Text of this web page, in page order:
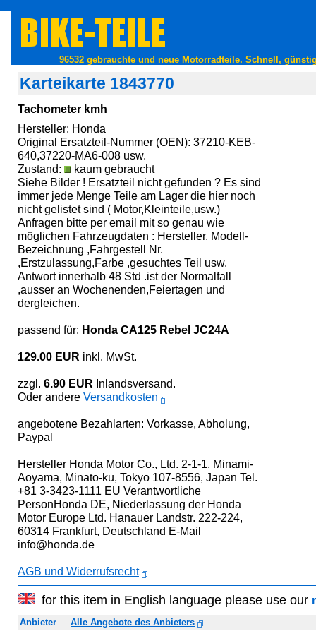
96532 gebrauchte und neue Motorradteile. Schnell,
Karteikarte 1843770
Tachometer kmh
Hersteller: Honda
Original Ersatzteil-Nummer (OEN): 37210-KEB-
640,37220-MA6-008 usw.
Zustand:
kaum gebraucht
Siehe Bilder ! Ersatzteil nicht gefunden ? Es sind
immer jede Menge Teile am Lager die hier noch
nicht gelistet sind ( Motor,Kleinteile,usw.)
Anfragen bitte per email mit so genau wie
möglichen Fahrzeugdaten : Hersteller, Modell-
Bezeichnung ,Fahrgestell Nr.
,Erstzulassung,Farbe ,gesuchtes Teil usw.
Antwort innerhalb 48 Std .ist der Normalfall
,ausser an Wochenenden,Feiertagen und
dergleichen.
passend für: Honda CA125 Rebel JC24A
129.00 EUR inkl. MwSt.
zzgl. 6.90 EUR Inlandsversand.
Oder andere Versandkosten
angebotene Bezahlarten: Vorkasse, Abholung,
Paypal
Hersteller Honda Motor Co., Ltd. 2-1-1, Minami-
Aoyama, Minato-ku, Tokyo 107-8556, Japan Tel.
+81 3-3423-1111 EU Verantwortliche
PersonHonda DE, Niederlassung der Honda
Motor Europe Ltd. Hanauer Landstr. 222-224,
60314 Frankfurt, Deutschland E-Mail
info@honda.de
AGB und Widerrufsrecht
for this item in English language please use our
Anbieter Alle Angebote des Anbieters